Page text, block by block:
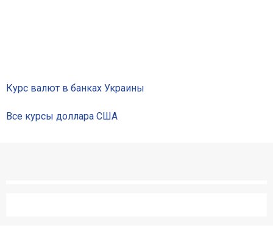
Кредити для бізнеса
Карты
Курс валют в банках Украины
Все курсы доллара США